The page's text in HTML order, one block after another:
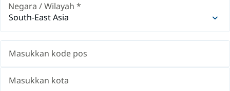
Negara / Wilayah *
South-East Asia